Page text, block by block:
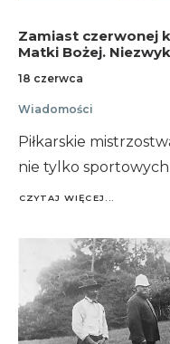
Zamiast czerwonej
Matki Bożej.
18 czerwca
Wiadomości
Piłkarskie
nie tylko
CZYTAJ WIĘCEJ...